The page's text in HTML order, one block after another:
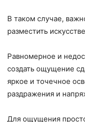
В таком случае,
разместить
Равномерное и
создать ощущение
яркое и точечное
раздражения и
Для ощущения